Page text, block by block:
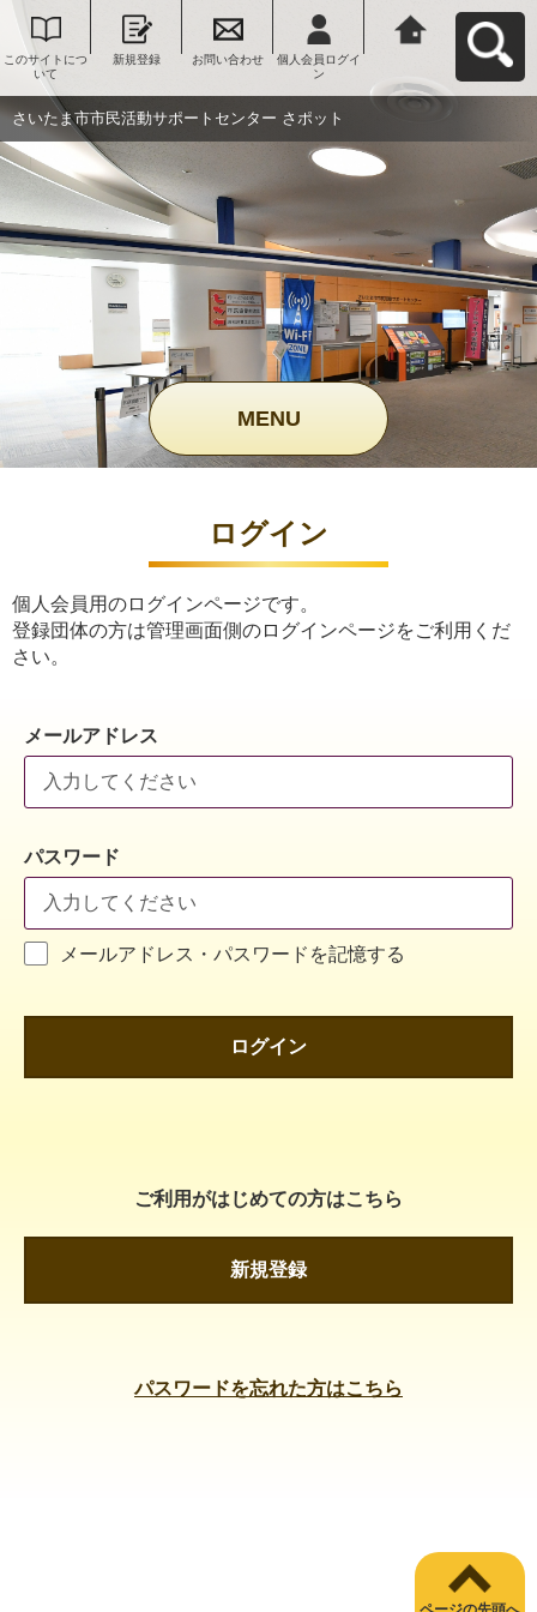
このサイトにつ
いて
新規登録 お問い合わせ
個人会員ログイ
ン
ンター さポット
へ戻る
さいたま市市民活動サポートセンター さポット
MENU
ログイン
個人会員用のログインページです。
登録団体の方は管理画面側のログインページをご利用くだ
さい。
メールアドレス
パスワード
メールアドレス・パスワードを記憶する
ログイン
ご利用がはじめての方はこちら
新規登録
パスワードを忘れた方はこちら